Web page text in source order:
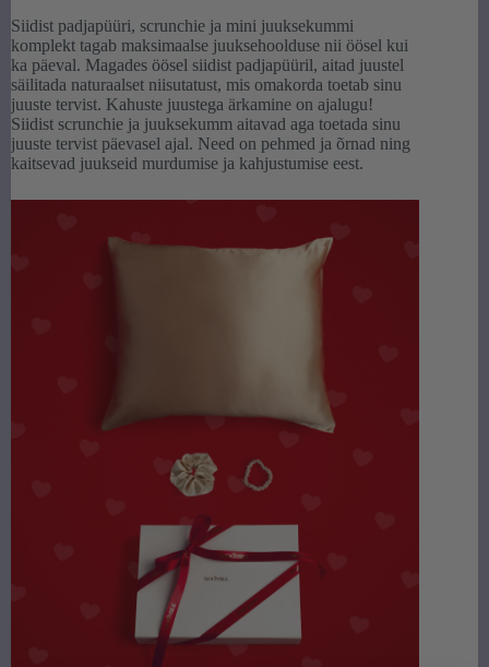
Siidist padjapüüri, scrunchie ja mini juuksekummi
komplekt tagab maksimaalse juuksehoolduse nii öösel kui
ka päeval. Magades öösel siidist padjapüüril, aitad juustel
säilitada naturaalset niisutatust, mis omakorda toetab sinu
juuste tervist. Kahuste juustega ärkamine on ajalugu!
Siidist scrunchie ja juuksekumm aitavad aga toetada sinu
juuste tervist päevasel ajal. Need on pehmed ja õrnad ning
kaitsevad juukseid murdumise ja kahjustumise eest.